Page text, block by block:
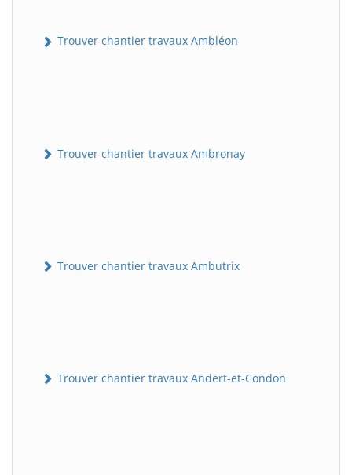
Trouver chantier travaux Ambléon
Trouver chantier travaux Ambronay
Trouver chantier travaux Ambutrix
Trouver chantier travaux Andert-et-Condon